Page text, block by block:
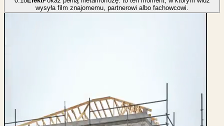
wysyła film znajomemu, partnerowi albo fachowcowi.